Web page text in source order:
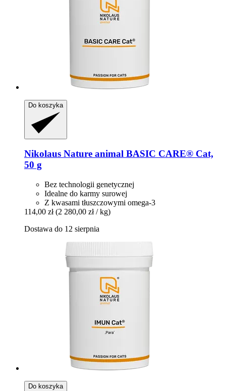
Do koszyka
Nikolaus Nature animal BASIC CARE® Cat,
50 g
Bez technologii genetycznej
Idealne do karmy surowej
Z kwasami tłuszczowymi omega-3
114,00 zł (2 280,00 zł / kg)
Dostawa do 12 sierpnia
Do koszyka